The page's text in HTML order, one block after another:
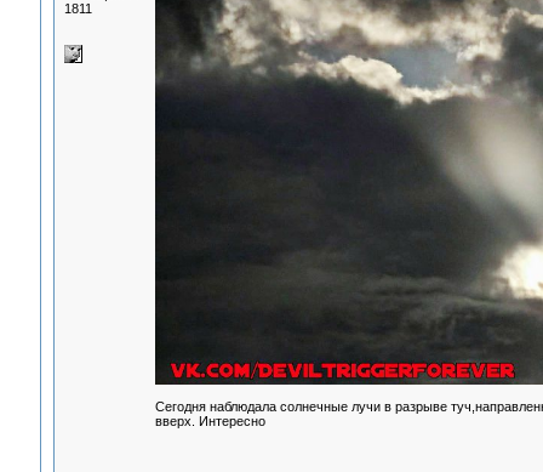
1811
Сегодня наблюдала солнечные лучи в разрыве
вверх. Интересно